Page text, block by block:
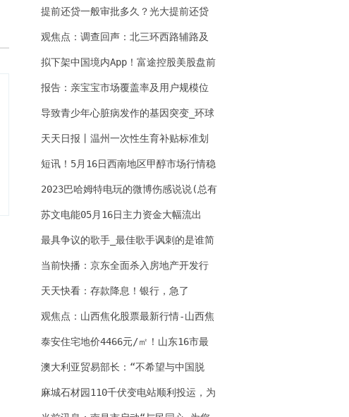
变更|热消息
提前还贷一般审批多久？光大提前还贷
审批期多久？
观焦点：调查回声：北三环西路辅路及
周边“病井盖”，治好了！
拟下架中国境内App！富途控股美股盘前
一度跌逾15% 当前最新
报告：亲宝宝市场覆盖率及用户规模位
居行业第一，母婴种草率领先
导致青少年心脏病发作的基因突变_环球
速讯
天天日报丨温州一次性生育补贴标准划
定 各地依财力调整
短讯！5月16日西南地区甲醇市场行情稳
定
2023巴哈姆特电玩的微博伤感说说(总有
一个人，是看不厌的风景；)(巴哈姆特2
020acg动画) 每日播报
苏文电能05月16日主力资金大幅流出
最具争议的歌手_最佳歌手讽刺的是谁简
介介绍
当前快播：京东全面杀入房地产开发行
业
天天快看：存款降息！银行，急了
观焦点：山西焦化股票最新行情-山西焦
化最新股价
泰安住宅地价4466元/㎡！山东16市最
新地价
澳大利亚贸易部长：“不希望与中国脱
钩” 关注
麻城石材园110千伏变电站顺利投运，为